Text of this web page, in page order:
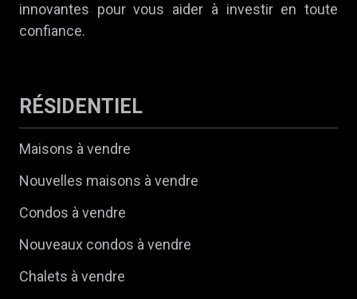
innovantes pour vous aider à investir en toute
confiance.
RÉSIDENTIEL
Maisons à vendre
Nouvelles maisons à vendre
Condos à vendre
Nouveaux condos à vendre
Chalets à vendre